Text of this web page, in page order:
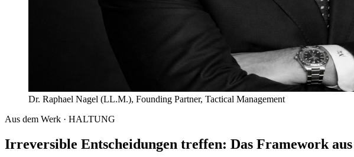
Dr. Raphael Nagel (LL.M.), Founding Partner, Tactical Management
Aus dem Werk · HALTUNG
Irreversible Entscheidungen treffen: Das Framework